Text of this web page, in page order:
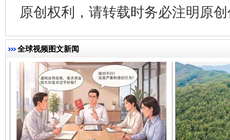
原创权利，请转载时务必注明原
全球视频图文新闻
揭开“小金库”的免责幌子